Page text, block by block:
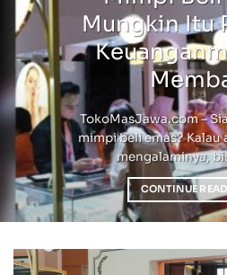
Mungkin Itu
TokoMasJawa.com –
mimpi beli emas? Kalau
mengalaminya,
CONTINUE